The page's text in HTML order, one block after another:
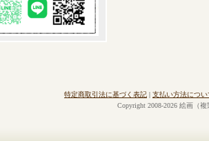
特定商取引法に基づく表記 | 支払い方法につい
Copyright 2008-2026 絵画（